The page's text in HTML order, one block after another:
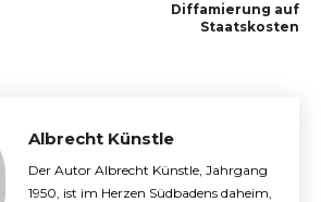
Diffamierung auf
Staatskosten
Albrecht Künstle
Der Autor Albrecht Künstle, Jahrgang
1950, ist im Herzen Südbadens daheim,